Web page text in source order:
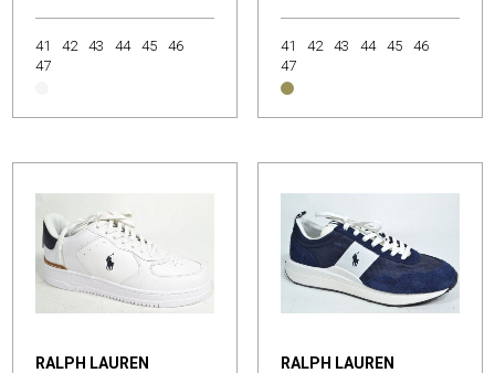
41 42 43 44 45
46
47
41 42 43 44 45
46
47
RALPH LAUREN
RALPH LAUREN